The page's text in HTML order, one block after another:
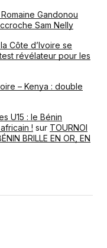
Gandonou
Sam Nelly
Côte d’Ivoire se
révélateur pour les
– Kenya : double
U15 : le Bénin
! sur TOURNOI
BRILLE EN OR, EN